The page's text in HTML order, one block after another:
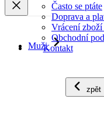
Často se ptáte
Doprava a
Vrácení zboží
Obchodní
Kontakt
Muži
zpět